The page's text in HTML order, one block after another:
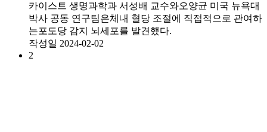
카이스트 생명과학과 서성배 교수와오양균 미국 뉴욕대
박사 공동 연구팀은체내 혈당 조절에 직접적으로 관여하
는포도당 감지 뇌세포를 발견했다.
작성일 2024-02-02
2